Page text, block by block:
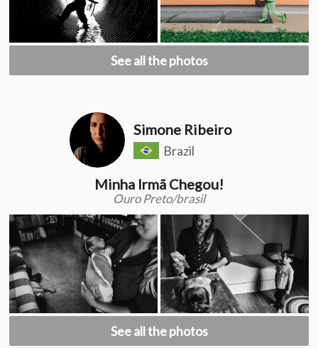
See all the photos
Simone Ribeiro
Brazil
Minha Irmã Chegou!
Ouro Preto/brasil
See all the photos